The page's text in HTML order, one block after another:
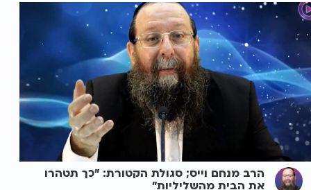
הרב מנחם וייס; סגולת הקטורת: "כך תטהרו
את הבית מהשליליות"